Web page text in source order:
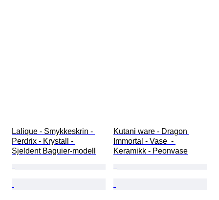
Lalique - Smykkeskrin -
Perdrix - Krystall -
Sjeldent Baguier-modell
Kutani ware - Dragon
Immortal - Vase  -
Keramikk - Peonvase